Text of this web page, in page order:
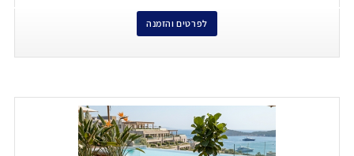
לפרטים והזמנה